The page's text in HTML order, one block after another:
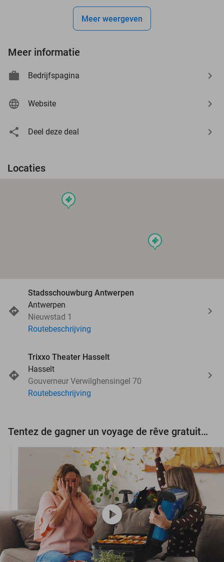
Meer weergeven
Meer informatie
Bedrijfspagina
Website
Deel deze deal
Locaties
events
events
Stadsschouwburg Antwerpen
Antwerpen
Nieuwstad 1
Routebeschrijving
Trixxo Theater Hasselt
Hasselt
Gouverneur Verwilghensingel 70
Routebeschrijving
Tentez de gagner un voyage de rêve gratuit d'une valeur de 3.000 € !
play_circle